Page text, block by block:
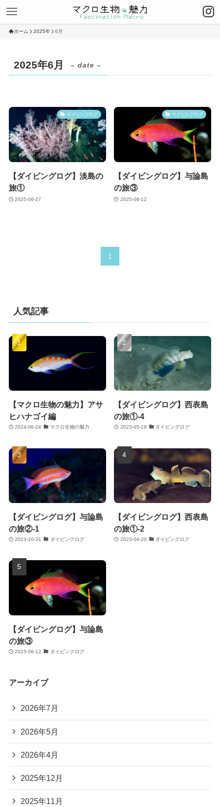
ホーム 2025年 6月
2025年6月 – date –
ダイビングログ
【ダイビングログ】淡島の
旅①
2025-06-27
ダイビングログ
【ダイビングログ】与論島
の旅③
2025-06-12
1
人気記事
【マクロ生物の魅力】アサ
ヒハナゴイ編
2024-06-24 マクロ生物の魅力
【ダイビングログ】西表島
の旅①-4
2023-05-19 ダイビングログ
【ダイビングログ】与論島
の旅②-1
2023-10-31 ダイビングログ
【ダイビングログ】西表島
の旅①-2
2023-04-20 ダイビングログ
【ダイビングログ】与論島
の旅③
2025-06-12 ダイビングログ
アーカイブ
2026年7月
2026年5月
2026年4月
2025年12月
2025年11月